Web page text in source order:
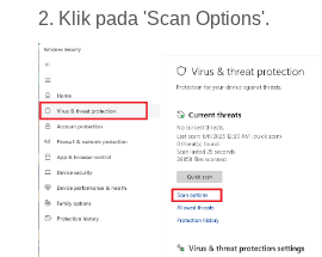
2. Klik pada 'Scan Options'.